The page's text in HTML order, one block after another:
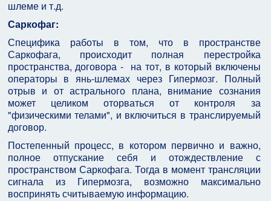
шлеме и т.д.
Саркофаг:
Специфика работы в том, что в пространстве
Саркофага, происходит полная перестройка
пространства, договора - на тот, в который включены
операторы в янь-шлемах через Гипермозг. Полный
отрыв и от астрального плана, внимание сознания
может целиком оторваться от контроля за
"физическими телами", и включиться в транслируемый
договор.
Постепенный процесс, в котором первично и важно,
полное отпускание себя и отождествление с
пространством Саркофага. Тогда в момент трансляции
сигнала из Гипермозга, возможно максимально
воспринять считываемую информацию.